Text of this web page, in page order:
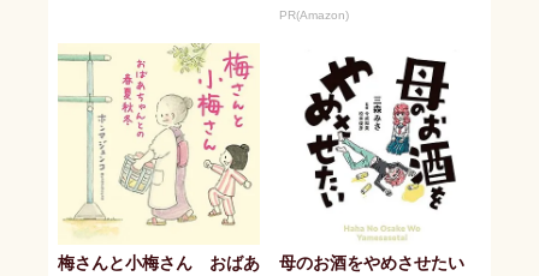
続々登場！Amazonの本気
PR(Amazon)
梅さんと小梅さん おばあ
母のお酒をやめさせたい